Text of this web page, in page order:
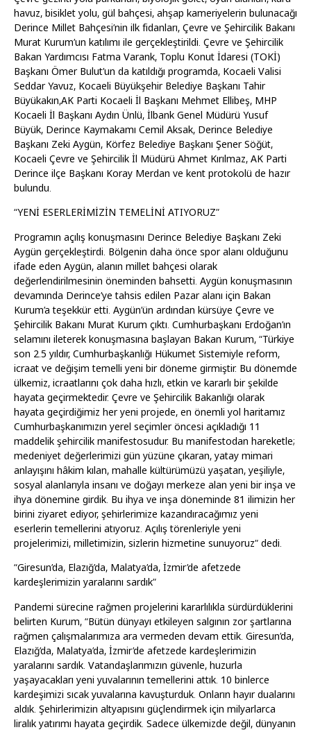
havuz, bisiklet yolu, gül bahçesi, ahşap kameriyelerin bulunacağı
Derince Millet Bahçesi’nin ilk fidanları, Çevre ve Şehircilik Bakanı
Murat Kurum’un katılımı ile gerçekleştirildi. Çevre ve Şehircilik
Bakan Yardımcısı Fatma Varank, Toplu Konut İdaresi (TOKİ)
Başkanı Ömer Bulut’un da katıldığı programda, Kocaeli Valisi
Seddar Yavuz, Kocaeli Büyükşehir Belediye Başkanı Tahir
Büyükakın,AK Parti Kocaeli İl Başkanı Mehmet Ellibeş, MHP
Kocaeli İl Başkanı Aydın Ünlü, İlbank Genel Müdürü Yusuf
Büyük, Derince Kaymakamı Cemil Aksak, Derince Belediye
Başkanı Zeki Aygün, Körfez Belediye Başkanı Şener Söğüt,
Kocaeli Çevre ve Şehircilik İl Müdürü Ahmet Kırılmaz, AK Parti
Derince ilçe Başkanı Koray Merdan ve kent protokolü de hazır
bulundu.
“YENİ ESERLERİMİZİN TEMELİNİ ATIYORUZ”
Programın açılış konuşmasını Derince Belediye Başkanı Zeki
Aygün gerçekleştirdi. Bölgenin daha önce spor alanı olduğunu
ifade eden Aygün, alanın millet bahçesi olarak
değerlendirilmesinin öneminden bahsetti. Aygün konuşmasının
devamında Derince’ye tahsis edilen Pazar alanı için Bakan
Kurum’a teşekkür etti. Aygün’ün ardından kürsüye Çevre ve
Şehircilik Bakanı Murat Kurum çıktı. Cumhurbaşkanı Erdoğan’ın
selamını ileterek konuşmasına başlayan Bakan Kurum, “Türkiye
son 2.5 yıldır, Cumhurbaşkanlığı Hükumet Sistemiyle reform,
icraat ve değişim temelli yeni bir döneme girmiştir. Bu dönemde
ülkemiz, icraatlarını çok daha hızlı, etkin ve kararlı bir şekilde
hayata geçirmektedir. Çevre ve Şehircilik Bakanlığı olarak
hayata geçirdiğimiz her yeni projede, en önemli yol haritamız
Cumhurbaşkanımızın yerel seçimler öncesi açıkladığı 11
maddelik şehircilik manifestosudur. Bu manifestodan hareketle;
medeniyet değerlerimizi gün yüzüne çıkaran, yatay mimari
anlayışını hâkim kılan, mahalle kültürümüzü yaşatan, yeşiliyle,
sosyal alanlarıyla insanı ve doğayı merkeze alan yeni bir inşa ve
ihya dönemine girdik. Bu ihya ve inşa döneminde 81 ilimizin her
birini ziyaret ediyor, şehirlerimize kazandıracağımız yeni
eserlerin temellerini atıyoruz. Açılış törenleriyle yeni
projelerimizi, milletimizin, sizlerin hizmetine sunuyoruz” dedi.
“Giresun’da, Elazığ’da, Malatya’da, İzmir’de afetzede
kardeşlerimizin yaralarını sardık”
Pandemi sürecine rağmen projelerini kararlılıkla sürdürdüklerini
belirten Kurum, “Bütün dünyayı etkileyen salgının zor şartlarına
rağmen çalışmalarımıza ara vermeden devam ettik. Giresun’da,
Elazığ’da, Malatya’da, İzmir’de afetzede kardeşlerimizin
yaralarını sardık. Vatandaşlarımızın güvenle, huzurla
yaşayacakları yeni yuvalarının temellerini attık. 10 binlerce
kardeşimizi sıcak yuvalarına kavuşturduk. Onların hayır dualarını
aldık. Şehirlerimizin altyapısını güçlendirmek için milyarlarca
liralık yatırımı hayata geçirdik. Sadece ülkemizde değil, dünyanın